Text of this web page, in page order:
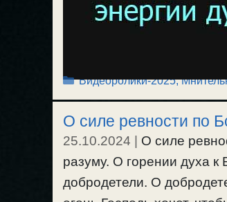
Рубрики
Видеоролики-2025,
О силе ревности по
25.10.2024
О силе
разуму. О горении духа
добродетели. О